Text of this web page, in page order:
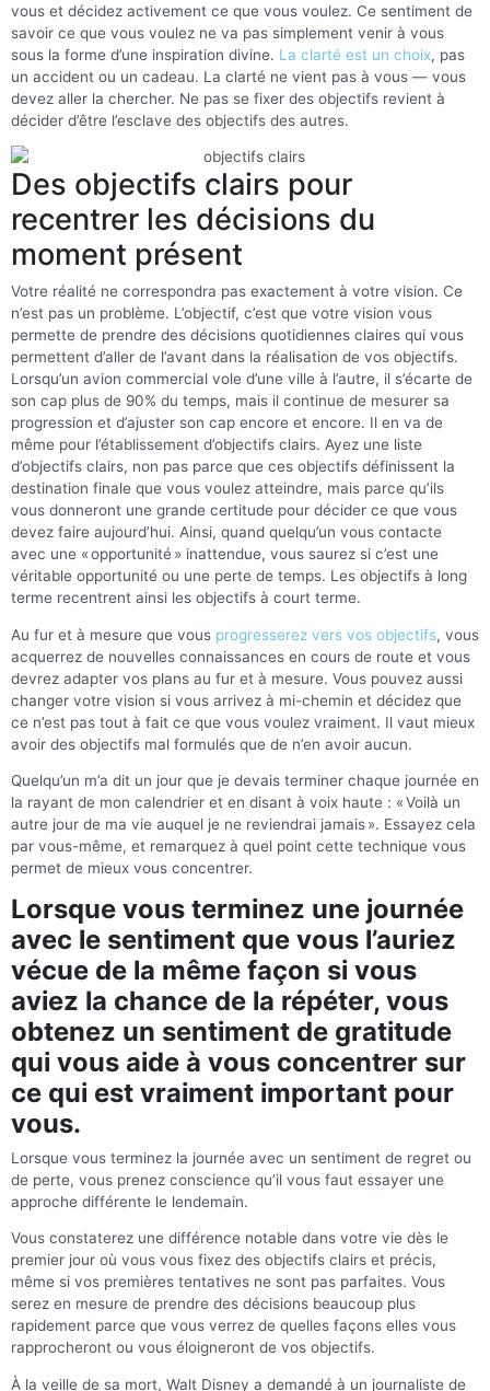
vous et décidez activement ce que vous voulez. Ce sentiment de
savoir ce que vous voulez ne va pas simplement venir à vous
sous la forme d’une inspiration divine. La clarté est un choix, pas
un accident ou un cadeau. La clarté ne vient pas à vous — vous
devez aller la chercher. Ne pas se fixer des objectifs revient à
décider d’être l’esclave des objectifs des autres.
Des objectifs clairs pour
recentrer les décisions du
moment présent
Votre réalité ne correspondra pas exactement à votre vision. Ce
n’est pas un problème. L’objectif, c’est que votre vision vous
permette de prendre des décisions quotidiennes claires qui vous
permettent d’aller de l’avant dans la réalisation de vos objectifs.
Lorsqu’un avion commercial vole d’une ville à l’autre, il s’écarte de
son cap plus de 90% du temps, mais il continue de mesurer sa
progression et d’ajuster son cap encore et encore. Il en va de
même pour l’établissement d’objectifs clairs. Ayez une liste
d’objectifs clairs, non pas parce que ces objectifs définissent la
destination finale que vous voulez atteindre, mais parce qu’ils
vous donneront une grande certitude pour décider ce que vous
devez faire aujourd’hui. Ainsi, quand quelqu’un vous contacte
avec une « opportunité » inattendue, vous saurez si c’est une
véritable opportunité ou une perte de temps. Les objectifs à long
terme recentrent ainsi les objectifs à court terme.
Au fur et à mesure que vous progresserez vers vos objectifs, vous
acquerrez de nouvelles connaissances en cours de route et vous
devrez adapter vos plans au fur et à mesure. Vous pouvez aussi
changer votre vision si vous arrivez à mi-chemin et décidez que
ce n’est pas tout à fait ce que vous voulez vraiment. Il vaut mieux
avoir des objectifs mal formulés que de n’en avoir aucun.
Quelqu’un m’a dit un jour que je devais terminer chaque journée en
la rayant de mon calendrier et en disant à voix haute : « Voilà un
autre jour de ma vie auquel je ne reviendrai jamais ». Essayez cela
par vous-même, et remarquez à quel point cette technique vous
permet de mieux vous concentrer.
Lorsque vous terminez une journée
avec le sentiment que vous l’auriez
vécue de la même façon si vous
aviez la chance de la répéter, vous
obtenez un sentiment de gratitude
qui vous aide à vous concentrer sur
ce qui est vraiment important pour
vous.
Lorsque vous terminez la journée avec un sentiment de regret ou
de perte, vous prenez conscience qu’il vous faut essayer une
approche différente le lendemain.
Vous constaterez une différence notable dans votre vie dès le
premier jour où vous vous fixez des objectifs clairs et précis,
même si vos premières tentatives ne sont pas parfaites. Vous
serez en mesure de prendre des décisions beaucoup plus
rapidement parce que vous verrez de quelles façons elles vous
rapprocheront ou vous éloigneront de vos objectifs.
À la veille de sa mort, Walt Disney a demandé à un journaliste de